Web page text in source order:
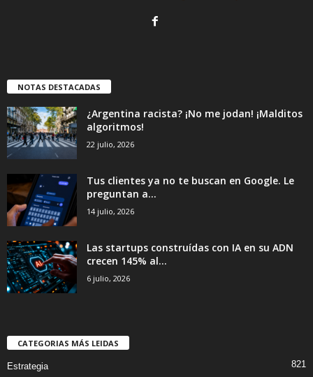
NOTAS DESTACADAS
¿Argentina racista? ¡No me jodan! ¡Malditos
algoritmos!
22 julio, 2026
Tus clientes ya no te buscan en Google. Le
preguntan a...
14 julio, 2026
Las startups construídas con IA en su ADN
crecen 145% al...
6 julio, 2026
CATEGORIAS MÁS LEIDAS
Estrategia 821